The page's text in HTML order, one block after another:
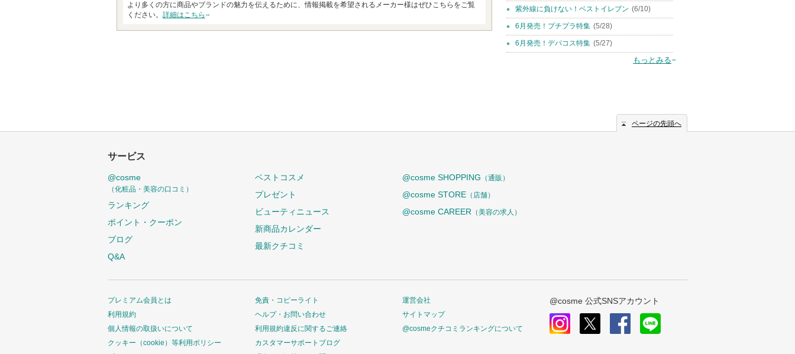
より多くの方に商品やブランドの魅力を伝えるために、情報掲載を希望されるメーカー様はぜひこちらをご覧
ください。 詳細はこちら
紫外線に負けない！ベストイレブン (6/10)
6月発売！プチプラ特集 (5/28)
6月発売！デパコス特集 (5/27)
もっとみる
ページの先頭へ
サービス
@cosme
（化粧品・美容の口コミ）
ランキング
ポイント・クーポン
ブログ
Q&A
ベストコスメ
プレゼント
ビューティニュース
新商品カレンダー
最新クチコミ
@cosme SHOPPING （通販）
@cosme STORE （店舗）
@cosme CAREER （美容の求人）
プレミアム会員とは
利用規約
個人情報の取扱いについて
クッキー（cookie）等利用ポリシー
免責・コピーライト
ヘルプ・お問い合わせ
利用規約違反に関するご連絡
カスタマーサポートブログ
運営会社
サイトマップ
@cosmeクチコミランキングについて
@cosme 公式SNSアカウント